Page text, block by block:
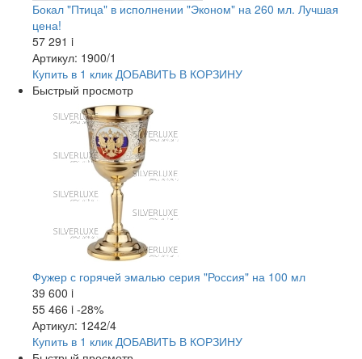
Бокал "Птица" в исполнении "Эконом" на 260 мл. Лучшая
цена!
57 291 i
Артикул: 1900/1
Купить в 1 клик ДОБАВИТЬ В КОРЗИНУ
Быстрый просмотр
Фужер с горячей эмалью серия "Россия" на 100 мл
39 600 i
55 466 i -28%
Артикул: 1242/4
Купить в 1 клик ДОБАВИТЬ В КОРЗИНУ